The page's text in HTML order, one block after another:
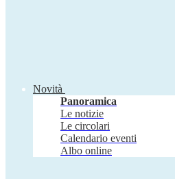
Novità
Panoramica
Le notizie
Le circolari
Calendario eventi
Albo online